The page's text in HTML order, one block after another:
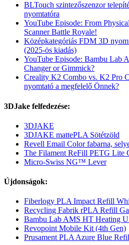
BLTouch szintezőszenzor
nyomtatóra
YouTube Episode: From
Scanner Battle Royale!
Középkategóriás FDM 3D
(2025-ös kiadás)
YouTube Episode: Bambu Lab
Changer or Gimmick?
Creality K2 Combo vs. K2 Pro
nyomtató a megfelelő Önnek?
3DJake felfedezése:
3DJAKE
3DJAKE mattePLA Sötétzöld
Revell Email Color fabarna,
The Filament ReFill PETG Lite
Micro-Swiss NG™ Lever
Újdonságok:
Fiberlogy PLA Impact Refill
Recycling Fabrik rPLA Refill
Bambu Lab AMS HT Heating
Revopoint Mobile Kit (4th Gen)
Prusament PLA Azure Blue